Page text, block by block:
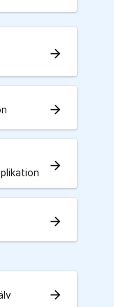
arrow_forward
arrow_forward
arrow_forward
arrow_forward
arrow_forward